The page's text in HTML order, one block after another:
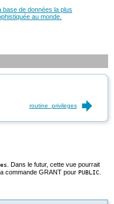
routine_privileges
. Dans le futur, cette vue pourrait
commande GRANT pour PUBLIC